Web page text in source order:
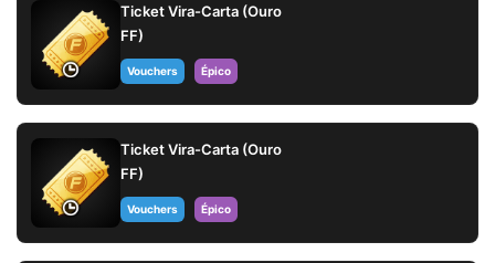
Ticket Vira-Carta (Ouro
FF)
Vouchers Épico
Ticket Vira-Carta (Ouro
FF)
Vouchers Épico